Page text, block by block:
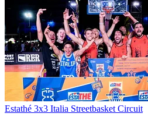
Estathé 3x3 Italia Streetbasket Circuit